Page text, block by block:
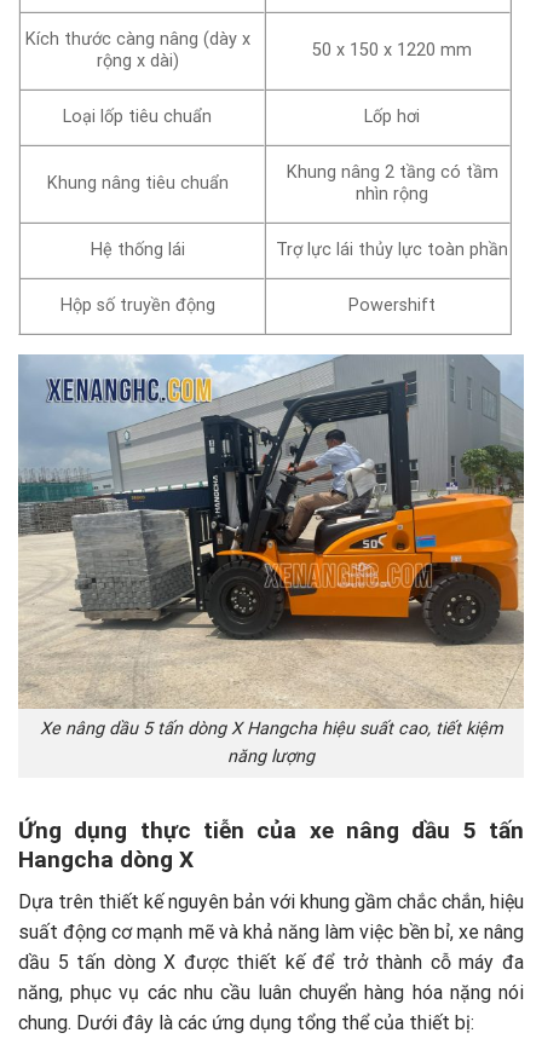
Kích thước càng nâng (dày x
rộng x dài)
50 x 150 x 1220 mm
Loại lốp tiêu chuẩn Lốp hơi
Khung nâng tiêu chuẩn
Khung nâng 2 tầng có tầm
nhìn rộng
Hệ thống lái Trợ lực lái thủy lực toàn phần
Hộp số truyền động Powershift
Xe nâng dầu 5 tấn dòng X Hangcha hiệu suất cao, tiết kiệm
năng lượng
Ứng dụng thực tiễn của xe nâng dầu 5 tấn
Hangcha dòng X
Dựa trên thiết kế nguyên bản với khung gầm chắc chắn, hiệu
suất động cơ mạnh mẽ và khả năng làm việc bền bỉ, xe nâng
dầu 5 tấn dòng X được thiết kế để trở thành cỗ máy đa
năng, phục vụ các nhu cầu luân chuyển hàng hóa nặng nói
chung. Dưới đây là các ứng dụng tổng thể của thiết bị: